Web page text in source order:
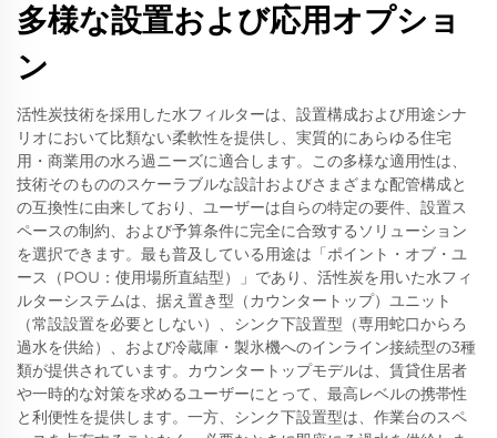
多様な設置および応用オプショ
ン
活性炭技術を採用した水フィルターは、設置構成および用途シナ
リオにおいて比類ない柔軟性を提供し、実質的にあらゆる住宅
用・商業用の水ろ過ニーズに適合します。この多様な適用性は、
技術そのもののスケーラブルな設計およびさまざまな配管構成と
の互換性に由来しており、ユーザーは自らの特定の要件、設置ス
ペースの制約、および予算条件に完全に合致するソリューション
を選択できます。最も普及している用途は「ポイント・オブ・ユ
ース（POU：使用場所直結型）」であり、活性炭を用いた水フィ
ルターシステムは、据え置き型（カウンタートップ）ユニット
（常設設置を必要としない）、シンク下設置型（専用蛇口からろ
過水を供給）、および冷蔵庫・製氷機へのインライン接続型の3種
類が提供されています。カウンタートップモデルは、賃貸住居者
や一時的な対策を求めるユーザーにとって、最高レベルの携帯性
と利便性を提供します。一方、シンク下設置型は、作業台のスペ